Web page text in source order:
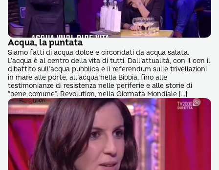
Acqua, la puntata
Siamo fatti di acqua dolce e circondati da acqua salata.
L’acqua è al centro della vita di tutti. Dall’attualità, con il con il
dibattito sull’acqua pubblica e il referendum sulle trivellazioni
in mare alle porte, all’acqua nella Bibbia, fino alle
testimonianze di resistenza nelle periferie e alle storie di
“bene comune”. Revolution, nella Giornata Mondiale […]